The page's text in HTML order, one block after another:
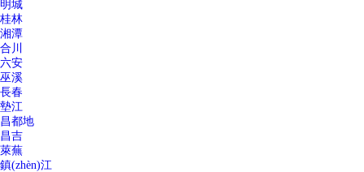
明城
桂林
湘潭
合川
六安
巫溪
長春
墊江
昌都地
昌吉
萊蕪
鎮(zhèn)江